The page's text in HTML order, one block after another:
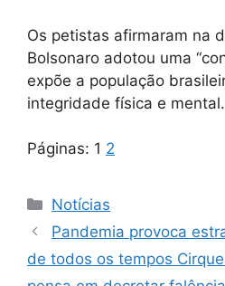
Os petistas afirmaram na
Bolsonaro adotou uma
expõe a população
integridade física e mental.
Páginas: 1 2
Categorias
Notícias
Pandemia provoca
de todos os tempos